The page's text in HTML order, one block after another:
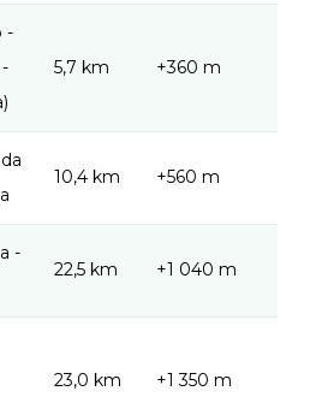
-
5,7 km +360 m
10,4 km +560 m
-
22,5 km +1 040 m
23,0 km +1 350 m